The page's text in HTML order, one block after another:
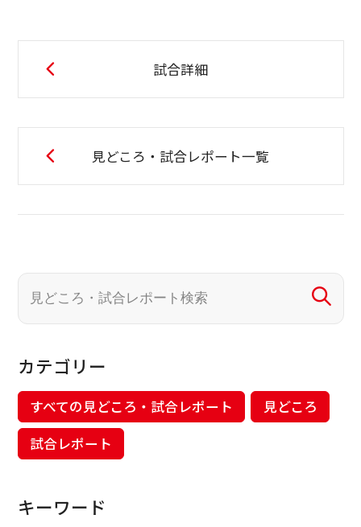
試合詳細
見どころ・試合レポート一覧
カテゴリー
すべての見どころ・試合レポート
見どころ
試合レポート
キーワード